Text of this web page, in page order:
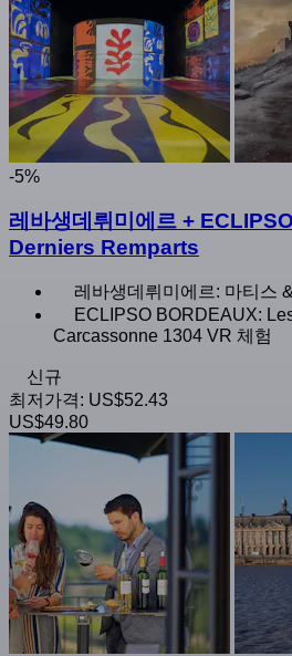
-5%
레바생데뤼미에르 +
Derniers Remparts
레바생데뤼미에르: 마티스
ECLIPSO BORDEAUX:
Carcassonne 1304 VR 체험
신규
최저가격: US$52.43
US$49.80